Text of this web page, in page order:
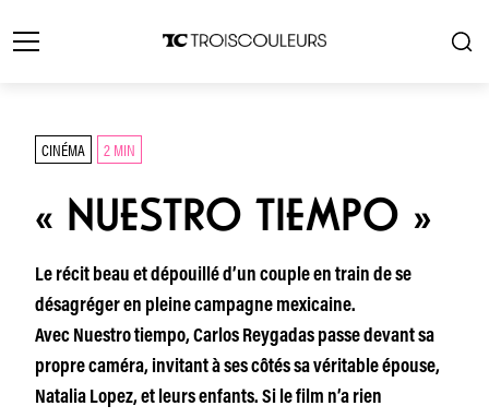
CINÉMA 2 MIN
« NUESTRO TIEMPO »
Le récit beau et dépouillé d’un couple en train de se
désagréger en pleine campagne mexicaine.
Avec Nuestro tiempo, Carlos Reygadas passe devant sa
propre caméra, invitant à ses côtés sa véritable épouse,
Natalia Lopez, et leurs enfants. Si le film n’a rien